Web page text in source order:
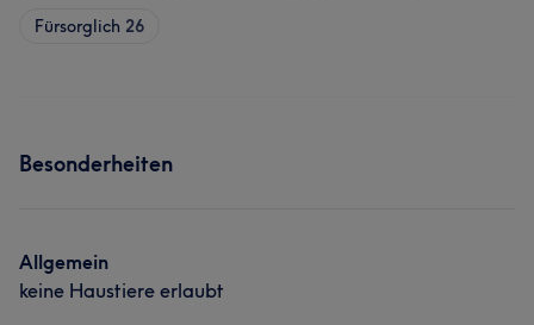
Fürsorglich 26
Besonderheiten
Allgemein
keine Haustiere erlaubt